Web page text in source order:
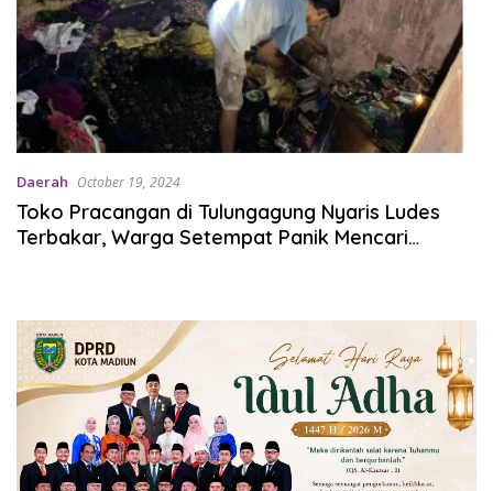
Daerah October 19, 2024
Toko Pracangan di Tulungagung Nyaris Ludes
Terbakar, Warga Setempat Panik Mencari